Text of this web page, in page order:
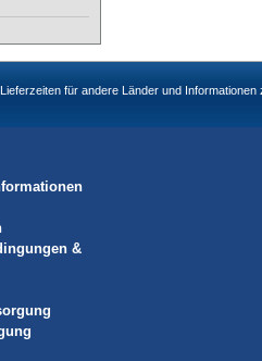
für andere Länder und
&